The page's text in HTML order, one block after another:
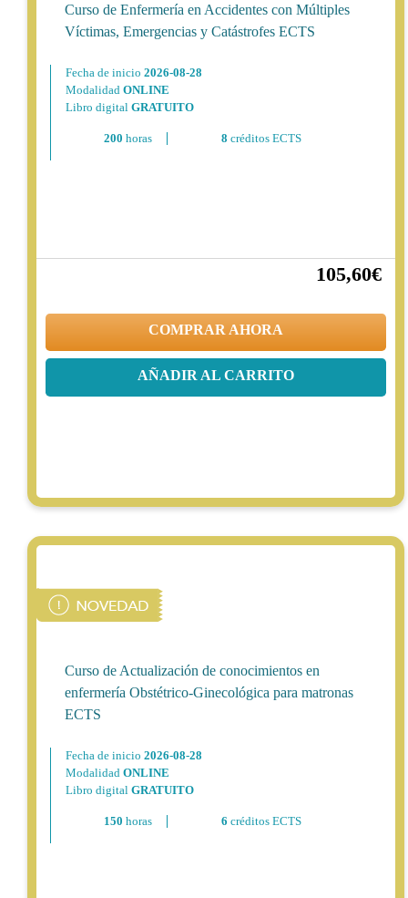
Curso de Enfermería en Accidentes con Múltiples
Víctimas, Emergencias y Catástrofes ECTS
Fecha de inicio 2026-08-28
Modalidad ONLINE
Libro digital GRATUITO
200 horas 8 créditos ECTS
105,60€
COMPRAR AHORA
AÑADIR AL CARRITO
Curso de Actualización de conocimientos en
enfermería Obstétrico-Ginecológica para matronas
ECTS
Fecha de inicio 2026-08-28
Modalidad ONLINE
Libro digital GRATUITO
150 horas 6 créditos ECTS